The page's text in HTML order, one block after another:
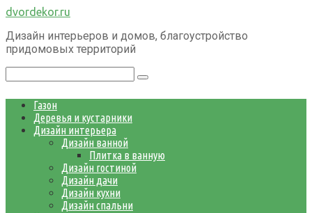
Перейти
контенту
dvordekor.ru
Дизайн интерьеров и домов, благоустройство
придомовых территорий
Газон
Деревья и кустарники
Дизайн интерьера
Дизайн ванной
Плитка в ванную
Дизайн гостиной
Дизайн дачи
Дизайн кухни
Дизайн спальни